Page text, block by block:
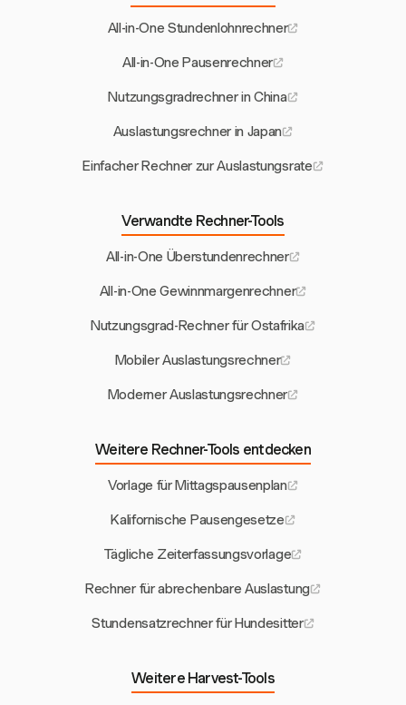
All-in-One Stundenlohnrechner
All-in-One Pausenrechner
Nutzungsgradrechner in China
Auslastungsrechner in Japan
Einfacher Rechner zur Auslastungsrate
Verwandte Rechner-Tools
All-in-One Überstundenrechner
All-in-One Gewinnmargenrechner
Nutzungsgrad-Rechner für Ostafrika
Mobiler Auslastungsrechner
Moderner Auslastungsrechner
Weitere Rechner-Tools entdecken
Vorlage für Mittagspausenplan
Kalifornische Pausengesetze
Tägliche Zeiterfassungsvorlage
Rechner für abrechenbare Auslastung
Stundensatzrechner für Hundesitter
Weitere Harvest-Tools